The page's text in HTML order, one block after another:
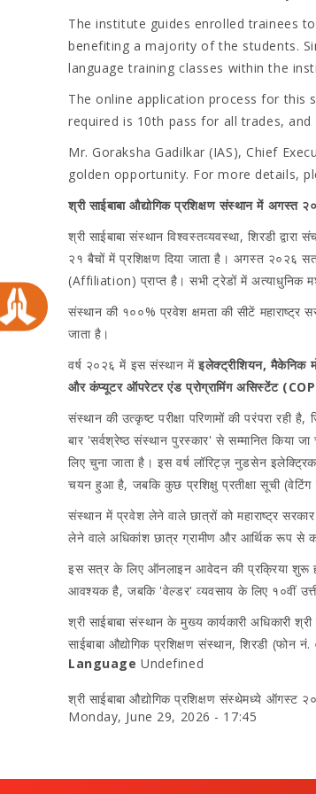
The institute guides enrolled trainees
benefiting a majority of the students.
language training classes within the
The online application process for this
required is 10th pass for all trades,
Mr. Goraksha Gadilkar (IAS), Chief
golden opportunity. For more details,
श्री साईबाबा औद्योगिक प्रशिक्षण संस्थान में
श्री साईबाबा संस्थान विश्वस्तव्यवस्था, शिरडी
२१ बैचों में प्रशिक्षण दिया जाता है। अगस्त २०२६
(Affiliation) प्राप्त है। सभी ट्रेडों में अत्याधुनिक
संस्थान की १००% प्रवेश क्षमता की सीटें
जाता है।
वर्ष २०२६ में इस संस्थान मेंइलेक्ट्रीशियन, मैकेनिक
और कंप्यूटर ऑपरेटर एंड प्रोग्रामिंग असिस्टेंट
संस्थान की उत्कृष्ट परीक्षा परिणामों की परंपरा
बार 'सर्वश्रेष्ठ संस्थान पुरस्कार' से सम्मानित किया
लिए चुना जाता है। इस वर्ष लॉरिट्ज़ नुडसेन
चयन हुआ है, जबकि कुछ प्रशिक्षु प्रतीक्षा सूची
संस्थान में प्रवेश लेने वाले छात्रों को महाराष्ट्र
लेने वाले अधिकांश छात्र ग्रामीण और आर्थिक रूप से
इस सत्र के लिए ऑनलाइन आवेदन की प्रक्रिया शुरू
आवश्यक है, जबकि 'वेल्डर' व्यवसाय के लिए १०वीं
श्री साईबाबा संस्थान के मुख्य कार्यकारी
साईबाबा औद्योगिक प्रशिक्षण संस्थान, शिरडी
Language Undefined
श्री साईबाबा औद्योगिक प्रशिक्षण संस्‍थेमध्‍ये ऑगस्‍ट
Monday, June 29, 2026 - 17:45